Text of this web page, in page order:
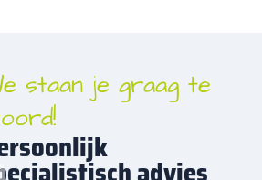
staan je graag te